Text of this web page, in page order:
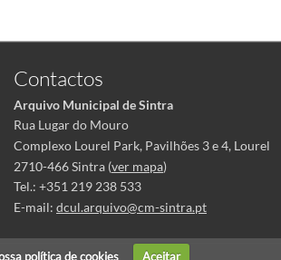
Contactos
Arquivo Municipal de Sintra
Rua Lugar do Mouro
Complexo Lourel Park, Pavilhões 3 e 4, Lourel
2710-466 Sintra (ver mapa)
Tel.: +351 219 238 533
E-mail: dcul.arquivo@cm-sintra.pt
política de cookies Aceitar